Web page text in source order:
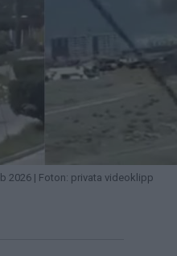
2026 | Foton: privata videoklipp